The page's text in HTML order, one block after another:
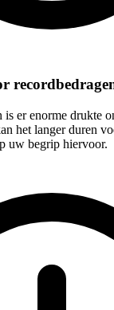
er enorme drukte
het langer duren
uw begrip hiervoor.